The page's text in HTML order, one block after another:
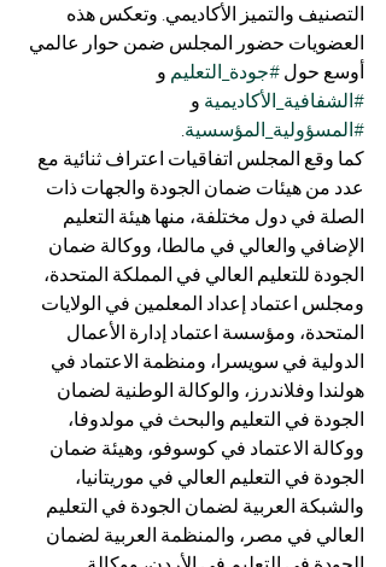
التصنيف والتميز الأكاديمي. وتعكس هذه
العضويات حضور المجلس ضمن حوار عالمي
أوسع حول #جودة_التعليم و
#الشفافية_الأكاديمية و
#المسؤولية_المؤسسية.
كما وقع المجلس اتفاقيات اعتراف ثنائية مع
عدد من هيئات ضمان الجودة والجهات ذات
الصلة في دول مختلفة، منها هيئة التعليم
الإضافي والعالي في مالطا، ووكالة ضمان
الجودة للتعليم العالي في المملكة المتحدة،
ومجلس اعتماد إعداد المعلمين في الولايات
المتحدة، ومؤسسة اعتماد إدارة الأعمال
الدولية في سويسرا، ومنظمة الاعتماد في
هولندا وفلاندرز، والوكالة الوطنية لضمان
الجودة في التعليم والبحث في مولدوفا،
ووكالة الاعتماد في كوسوفو، وهيئة ضمان
الجودة في التعليم العالي في موريتانيا،
والشبكة العربية لضمان الجودة في التعليم
العالي في مصر، والمنظمة العربية لضمان